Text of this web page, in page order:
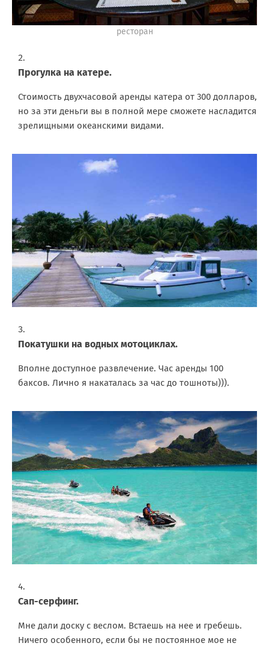
ресторан
Прогулка на катере.
Стоимость двухчасовой аренды катера от 300 долларов,
но за эти деньги вы в полной мере сможете насладится
зрелищными океанскими видами.
Покатушки на водных мотоциклах.
Вполне доступное развлечение. Час аренды 100
баксов. Лично я накаталась за час до тошноты))).
Сап-серфинг.
Мне дали доску с веслом. Встаешь на нее и гребешь.
Ничего особенного, если бы не постоянное мое не